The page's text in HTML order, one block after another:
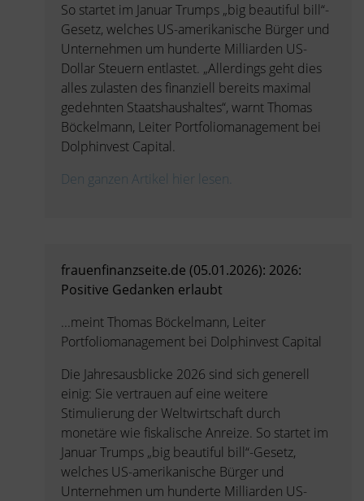
So startet im Januar Trumps „big beautiful bill“-
Gesetz, welches US-amerikanische Bürger und
Unternehmen um hunderte Milliarden US-
Dollar Steuern entlastet. „Allerdings geht dies
alles zulasten des finanziell bereits maximal
gedehnten Staatshaushaltes“, warnt Thomas
Böckelmann, Leiter Portfoliomanagement bei
Dolphinvest Capital.
Den ganzen Artikel hier lesen.
frauenfinanzseite.de (05.01.2026): 2026:
Positive Gedanken erlaubt
...meint Thomas Böckelmann, Leiter
Portfoliomanagement bei Dolphinvest Capital
Die Jahresausblicke 2026 sind sich generell
einig: Sie vertrauen auf eine weitere
Stimulierung der Weltwirtschaft durch
monetäre wie fiskalische Anreize. So startet im
Januar Trumps „big beautiful bill“-Gesetz,
welches US-amerikanische Bürger und
Unternehmen um hunderte Milliarden US-